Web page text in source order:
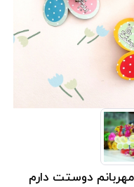
دوستت دارم